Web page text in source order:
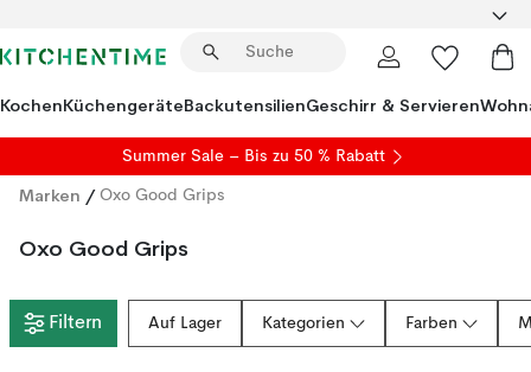
KochenKüchengeräteBackutensilienGeschirr & Servieren
Summer Sale – Bis zu 50 % Rabatt
Marken / Oxo Good Grips
Oxo Good Grips
Filtern Auf Lager Kategorien Farben